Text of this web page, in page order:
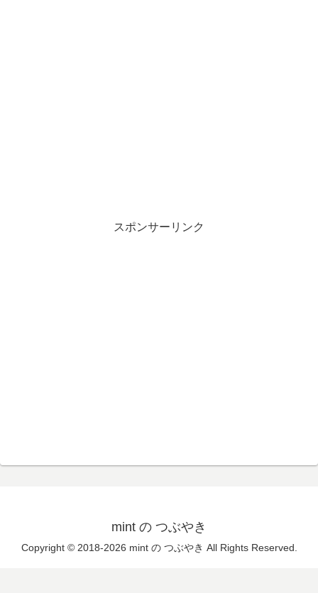
スポンサーリンク
mint の つぶやき
Copyright © 2018-2026 mint の つぶやき All Rights Reserved.